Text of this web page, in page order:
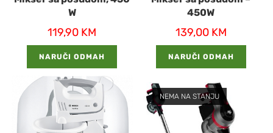
W
119,90 KM
NARUČI ODMAH
450W
139,00 KM
NARUČI ODMAH
NEMA NA STANJU